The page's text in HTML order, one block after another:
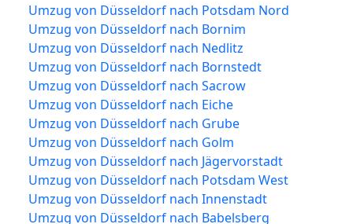
Umzug von Düsseldorf nach Potsdam Nord
Umzug von Düsseldorf nach Bornim
Umzug von Düsseldorf nach Nedlitz
Umzug von Düsseldorf nach Bornstedt
Umzug von Düsseldorf nach Sacrow
Umzug von Düsseldorf nach Eiche
Umzug von Düsseldorf nach Grube
Umzug von Düsseldorf nach Golm
Umzug von Düsseldorf nach Jägervorstadt
Umzug von Düsseldorf nach Potsdam West
Umzug von Düsseldorf nach Innenstadt
Umzug von Düsseldorf nach Babelsberg